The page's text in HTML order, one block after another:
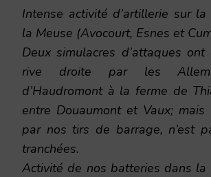
Intense activité d’artillerie sur
la Meuse (Avocourt, Esnes et
Deux simulacres d’attaques
rive droite par les
d’Haudromont à la ferme de
entre Douaumont et Vaux; mais
par nos tirs de barrage, n’est
tranchées.
Activité de nos batteries dans la